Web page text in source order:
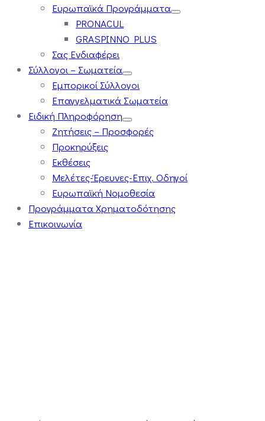
Ευρωπαϊκά Προγράμματα
PRONACUL
GRASPINNO PLUS
Σας Ενδιαφέρει
Σύλλογοι – Σωματεία
Εμπορικοί Σύλλογοι
Επαγγελματικά Σωματεία
Ειδική Πληροφόρηση
Ζητήσεις – Προσφορές
Προκηρύξεις
Εκθέσεις
Μελέτες-Έρευνες-Επιχ. Οδηγοί
Ευρωπαϊκή Νομοθεσία
Προγράμματα Χρηματοδότησης
Επικοινωνία